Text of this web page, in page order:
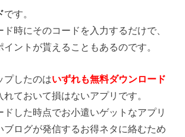
です。
時にそのコードを入力するだけで、
ントが貰えることもあるのです。
プしたのはいずれも無料ダウンロード
れておいて損はないアプリです。
ドした時点でお小遣いゲットなアプリ
ブログが発信するお得ネタに絡むため